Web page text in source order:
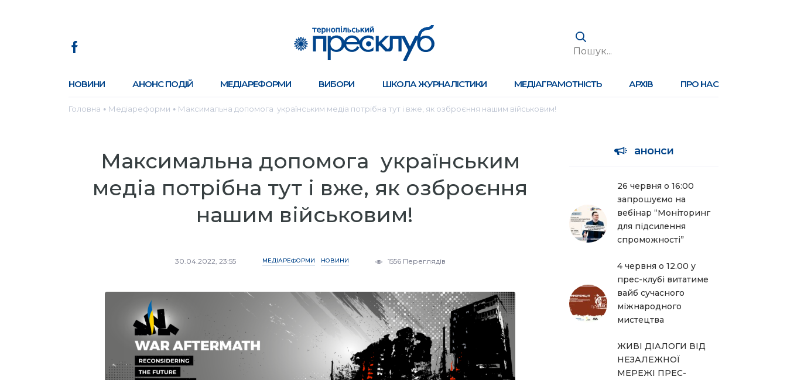
НОВИНИ АНОНС ПОДІЙ МЕДІАРЕФОРМИ ВИБОРИ ШКОЛА ЖУРНАЛІСТИКИ МЕДІАГРАМОТНІСТЬ АРХІВ ПРО НАС
Головна ● Медіареформи ● Максимальна допомога українським медіа потрібна тут і вже, як озброєння нашим військовим!
Максимальна допомога українським
медіа потрібна тут і вже, як озброєння
нашим військовим!
30.04.2022, 23:55 МЕДІАРЕФОРМИ НОВИНИ 1556 Переглядів
анонси
26 червня о 16:00
запрошуємо на
вебінар “Моніторинг
для підсилення
спроможності”
4 червня о 12.00 у
прес-клубі витатиме
вайб сучасного
міжнародного
мистецтва
ЖИВІ ДІАЛОГИ ВІД
НЕЗАЛЕЖНОЇ
МЕРЕЖІ ПРЕС-